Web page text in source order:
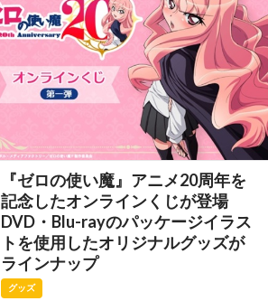
『ゼロの使い魔』アニメ20周年を
記念したオンラインくじが登場
DVD・Blu-rayのパッケージイラス
トを使用したオリジナルグッズが
ラインナップ
グッズ